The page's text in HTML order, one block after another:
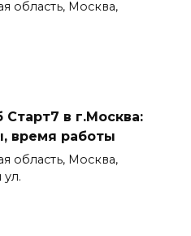
область, Москва,
в г.Москва:
время работы
область, Москва,